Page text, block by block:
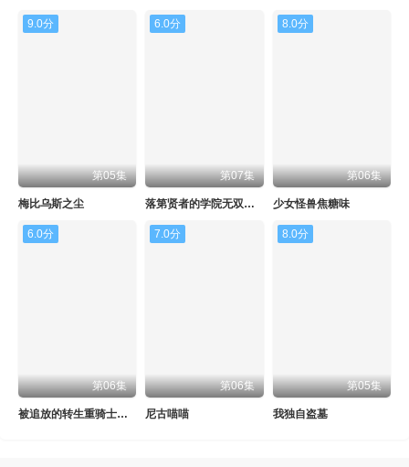
9.0分
第05集
梅比乌斯之尘
6.0分
第07集
落第贤者的学院无双第二回转生，S等级作弊魔术师冒险记
8.0分
第06集
少女怪兽焦糖味
6.0分
第06集
被追放的转生重骑士用游戏知识开无双
7.0分
第06集
尼古喵喵
8.0分
第05集
我独自盗墓